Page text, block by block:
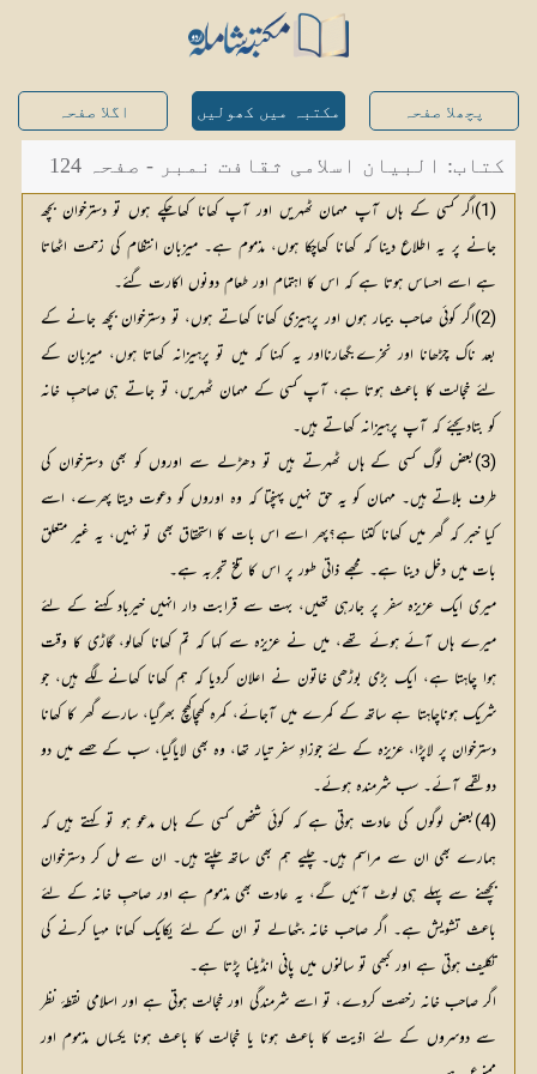
پچھلا صفحہ مکتبہ میں کھولیں اگلا صفحہ
کتاب: البیان اسلامی ثقافت نمبر - صفحہ 124
(1)اگر کسی کے ہاں آپ مہمان ٹھہریں اور آپ کھانا کھاچکے ہوں تو دسترخوان بچھ
جانے پر یہ اطلاع دینا کہ کھانا کھاچکا ہوں، مذموم ہے۔ میزبان انتظام کی زحمت اٹھاتا
ہے اسے احساس ہوتا ہے کہ اس کا اہتمام اور طعام دونوں اکارت گئے۔
(2)اگر کوئی صاحب بیمار ہوں اور پرہیزی کھانا کھاتے ہوں، تو دسترخوان بچھ جانے کے
بعد ناک چڑھانا اور نخرےبگھارنااور یہ کہنا کہ میں تو پرہیزانہ کھاتا ہوں، میزبان کے
لئے خجالت کا باعث ہوتا ہے، آپ کسی کے مہمان ٹھہریں، تو جاتے ہی صاحبِ خانہ
کو بتادیجئے کہ آپ پرہیزانہ کھاتے ہیں۔
(3)بعض لوگ کسی کے ہاں ٹھہرتے ہیں تو دھڑلے سے اوروں کو بھی دسترخوان کی
طرف بلاتے ہیں۔ مہمان کو یہ حق نہیں پہنچتا کہ وہ اوروں کو دعوت دیتا پھرے، اسے
کیا خبر کہ گھر میں کھانا کتنا ہے؟پھر اسے اس بات کا استحقاق بھی تو نہیں، یہ غیر متعلق
بات میں دخل دینا ہے۔ مجھے ذاتی طور پر اس کا تلخ تجربہ ہے۔
میری ایک عزیزہ سفر پر جارہی تھیں، بہت سے قرابت دار انہیں خیرباد کہنے کے لئے
میرے ہاں آئے ہوئے تھے، میں نے عزیزہ سے کہا کہ تم کھانا کھالو، گاڑی کا وقت
ہوا چاہتا ہے، ایک بڑی بوڑھی خاتون نے اعلان کردیا کہ ہم کھانا کھانے لگے ہیں، جو
شریک ہوناچاہتا ہے ساتھ کے کمرے میں آجائے، کمرہ کھچاکھچ بھرگیا، سارے گھر کا کھانا
دسترخوان پر لاپڑا، عزیزہ کے لئے جوزادِ سفر تیار تھا، وہ بھی لایاگیا، سب کے حصے میں دو
دو لقمے آئے۔ سب شرمندہ ہوئے۔
(4)بعض لوگوں کی عادت ہوتی ہے کہ کوئی شخص کسی کے ہاں مدعو ہو تو کہتے ہیں کہ
ہمارے بھی ان سے مراسم ہیں۔ چلیے ہم بھی ساتھ چلتے ہیں۔ ان سے مل کر دسترخوان
بچھنے سے پہلے ہی لوٹ آئیں گے، یہ عادت بھی مذموم ہے اور صاحبِ خانہ کے لئے
باعث تشویش ہے۔ اگر صاحب خانہ بٹھالے تو ان کے لئے یکایک کھانا مہیا کرنے کی
تکلیف ہوتی ہے اور کبھی تو سالنوں میں پانی انڈیلنا پڑتا ہے۔
اگر صاحب خانہ رخصت کردے، تو اسے شرمندگی اور خجالت ہوتی ہے اور اسلامی نقطۂ نظر
سے دوسروں کے لئے اذیت کا باعث ہونا یا خجالت کا باعث ہونا یکساں مذموم اور